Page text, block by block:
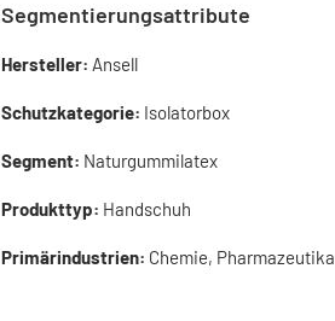
Segmentierungsattribute
Hersteller: Ansell
Schutzkategorie: Isolatorbox
Segment: Naturgummilatex
Produkttyp: Handschuh
Primärindustrien: Chemie, Pharmazeutika